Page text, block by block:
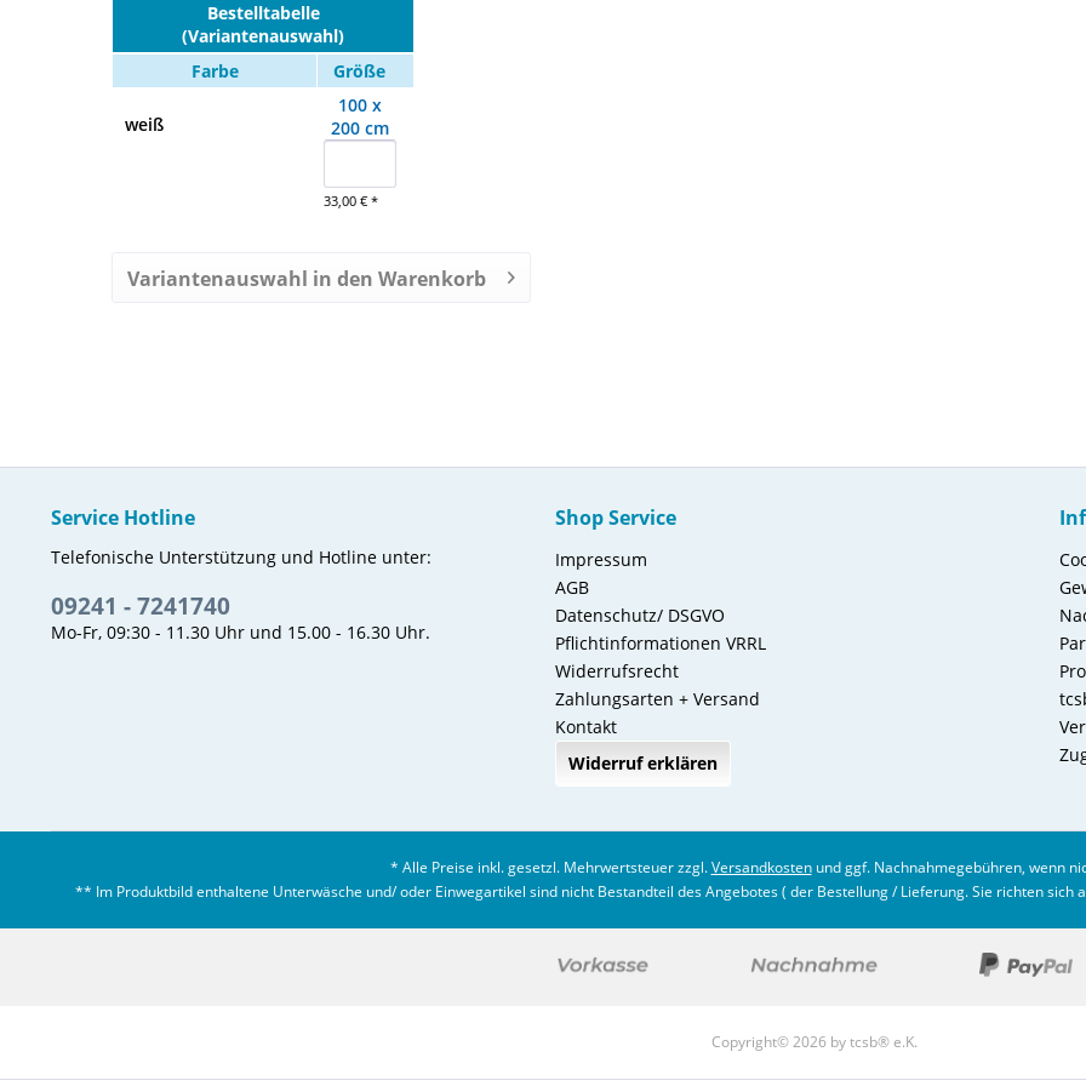
Bestelltabelle
(Variantenauswahl)
Farbe
Größe
weiß
100 x
200 cm
33,00 € *
Variantenauswahl in den Warenkorb
Service Hotline
Telefonische Unterstützung und Hotline unter:
09241 - 7241740
Mo-Fr, 09:30 - 11.30 Uhr und 15.00 - 16.30 Uhr.
Shop Service
Impressum
AGB
Datenschutz/ DSGVO
Pflichtinformationen VRRL
Widerrufsrecht
Zahlungsarten + Versand
Kontakt
Widerruf erklären
* Alle Preise inkl. gesetzl. Mehrwertsteuer zzgl.Versandkostenund ggf. Nachnahmegebühren, wenn
** Im Produktbild enthaltene Unterwäsche und/ oder Einwegartikel sind nicht Bestandteil des Angebotes ( der Bestellung / Lieferung. Sie richten sich
Copyright© 2026 by tcsb® e.K.